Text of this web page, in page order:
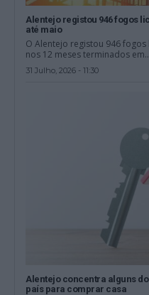
Alentejo registou 946 fogos
até maio
O Alentejo registou 946
nos 12 meses terminados
31 Julho, 2026 - 11:30
Alentejo concentra alguns
país para comprar casa